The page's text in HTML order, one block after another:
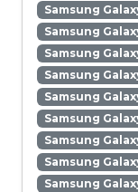
Samsung
Samsung
Samsung
Samsung
Samsung
Samsung
Samsung
Samsung
Samsung